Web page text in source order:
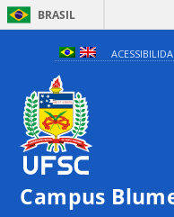
BRASIL
Campus